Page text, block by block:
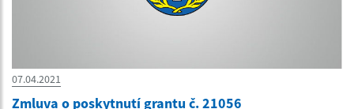
07.04.2021
Zmluva o poskytnutí grantu č. 21056